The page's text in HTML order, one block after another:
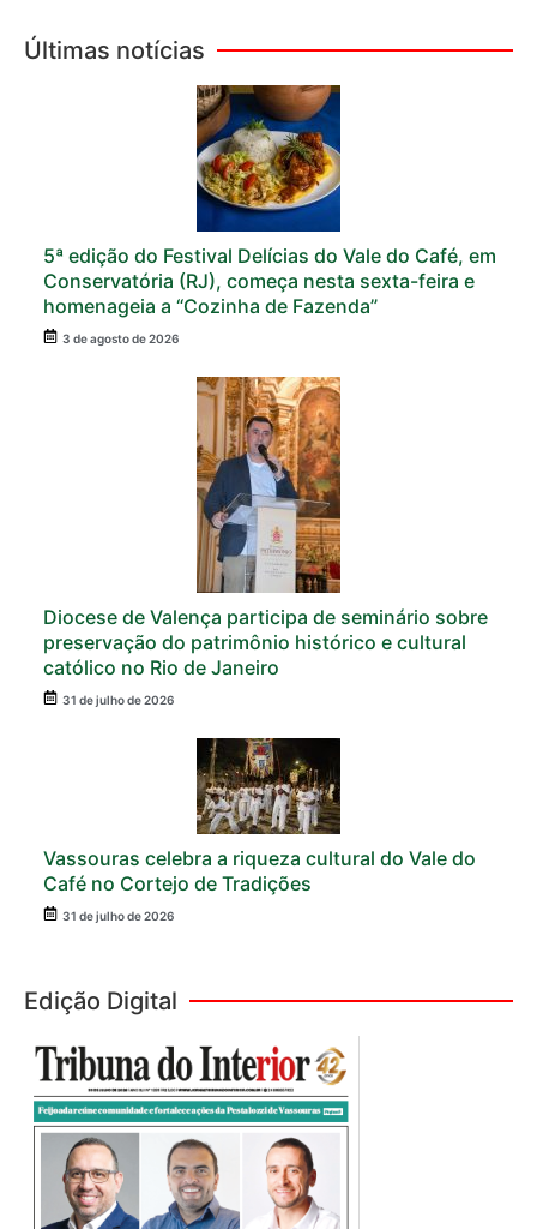
Últimas notícias
5ª edição do Festival Delícias do Vale do Café, em
Conservatória (RJ), começa nesta sexta-feira e
homenageia a “Cozinha de Fazenda”
3 de agosto de 2026
Diocese de Valença participa de seminário sobre
preservação do patrimônio histórico e cultural
católico no Rio de Janeiro
31 de julho de 2026
Vassouras celebra a riqueza cultural do Vale do
Café no Cortejo de Tradições
31 de julho de 2026
Edição Digital